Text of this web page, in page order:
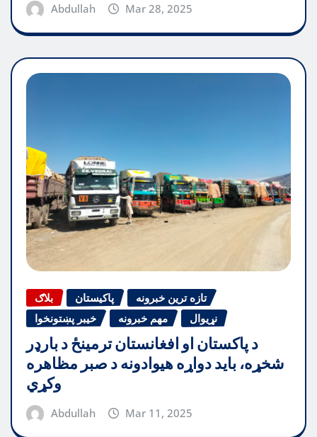
Abdullah Mar 28, 2025
بلاګ پاکیستان
تازه ترین خبرونه
خیبر پښتونخوا
مهم خبرونه نړیوال
د پاکستان او افغانستان ترمینځ د بارډر
شخړه، باید دواړه هیوادونه د صبر مظاهره
وکړي
Abdullah Mar 11, 2025